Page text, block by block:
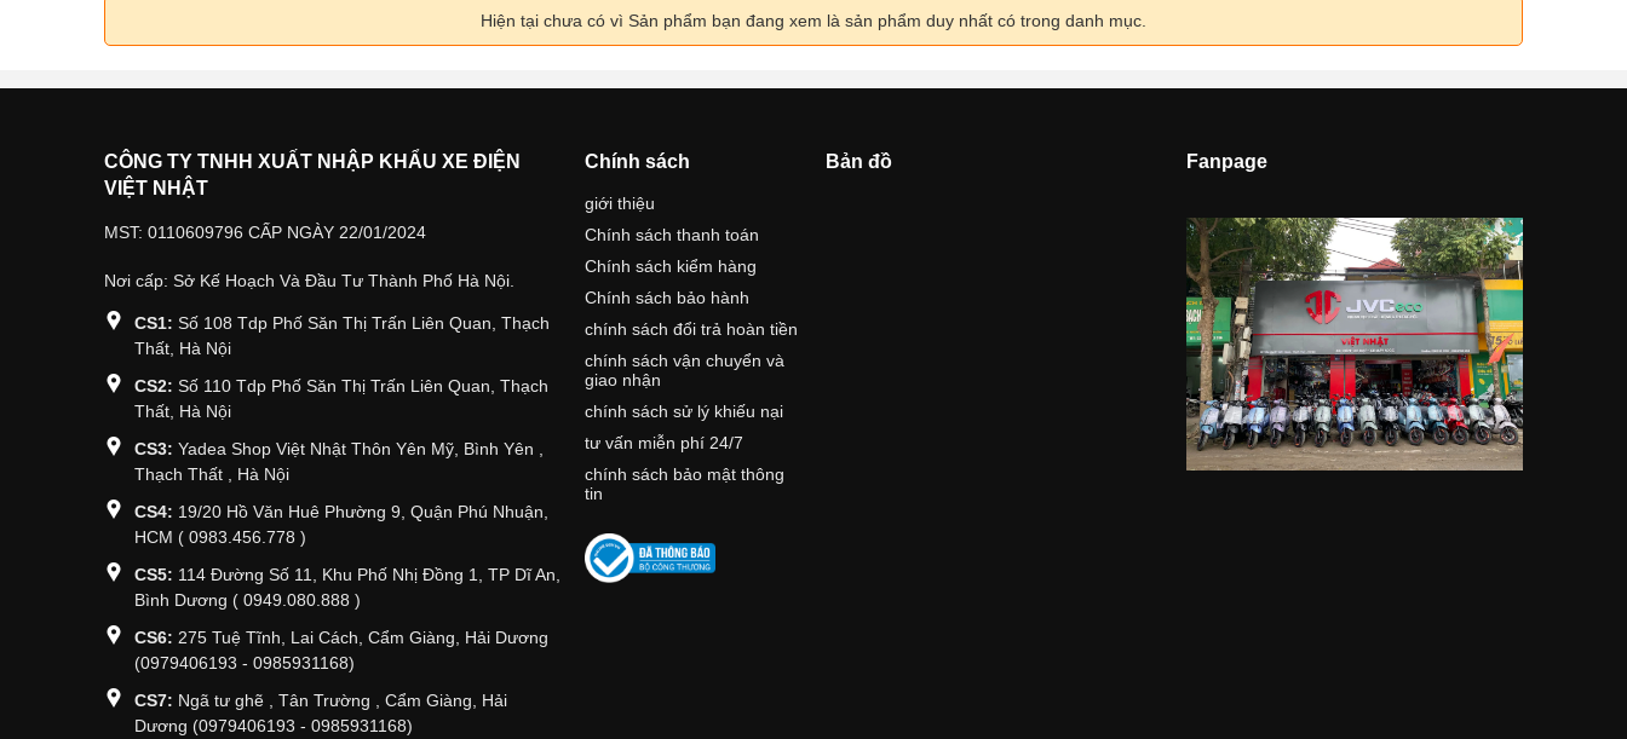
Hiện tại chưa có vì Sản phẩm bạn đang xem là sản phẩm duy nhất có trong danh mục.
CÔNG TY TNHH XUẤT NHẬP KHẨU XE ĐIỆN
VIỆT NHẬT
MST: 0110609796 CẤP NGÀY 22/01/2024
Nơi cấp: Sở Kế Hoạch Và Đầu Tư Thành Phố Hà Nội.
CS1: Số 108 Tdp Phố Săn Thị Trấn Liên Quan, Thạch
Thất, Hà Nội
CS2: Số 110 Tdp Phố Săn Thị Trấn Liên Quan, Thạch
Thất, Hà Nội
CS3: Yadea Shop Việt Nhật Thôn Yên Mỹ, Bình Yên ,
Thạch Thất , Hà Nội
CS4: 19/20 Hồ Văn Huê Phường 9, Quận Phú Nhuận,
HCM ( 0983.456.778 )
CS5: 114 Đường Số 11, Khu Phố Nhị Đồng 1, TP Dĩ An,
Bình Dương ( 0949.080.888 )
CS6: 275 Tuệ Tĩnh, Lai Cách, Cẩm Giàng, Hải Dương
(0979406193 - 0985931168)
CS7: Ngã tư ghẽ , Tân Trường , Cẩm Giàng, Hải
Dương (0979406193 - 0985931168)
Chính sách
giới thiệu
Chính sách thanh toán
Chính sách kiểm hàng
Chính sách bảo hành
chính sách đổi trả hoàn tiền
chính sách vận chuyển và
giao nhận
chính sách sử lý khiếu nại
tư vấn miễn phí 24/7
chính sách bảo mật thông
tin
Bản đồ Fanpage